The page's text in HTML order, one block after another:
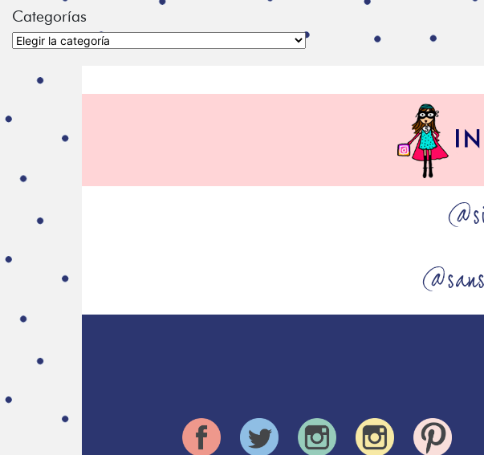
Categorías
Categorías